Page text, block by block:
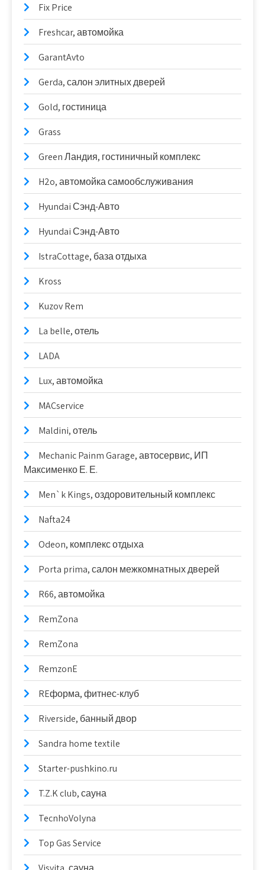
Fix Price
Freshcar, автомойка
GarantAvto
Gerda, салон элитных дверей
Gold, гостиница
Grass
Green Ландия, гостиничный комплекс
H2o, автомойка самообслуживания
Hyundai Сэнд-Авто
Hyundai Сэнд-Авто
IstraCottage, база отдыха
Kross
Kuzov Rem
La belle, отель
LADA
Lux, автомойка
MACservice
Maldini, отель
Mechanic Painm Garage, автосервис, ИП
Максименко Е. Е.
Men`k Kings, оздоровительный комплекс
Nafta24
Odeon, комплекс отдыха
Porta prima, салон межкомнатных дверей
R66, автомойка
RemZona
RemZona
RemzonE
REформа, фитнес-клуб
Riverside, банный двор
Sandra home textile
Starter-pushkino.ru
T.Z.K club, сауна
TecnhoVolyna
Top Gas Service